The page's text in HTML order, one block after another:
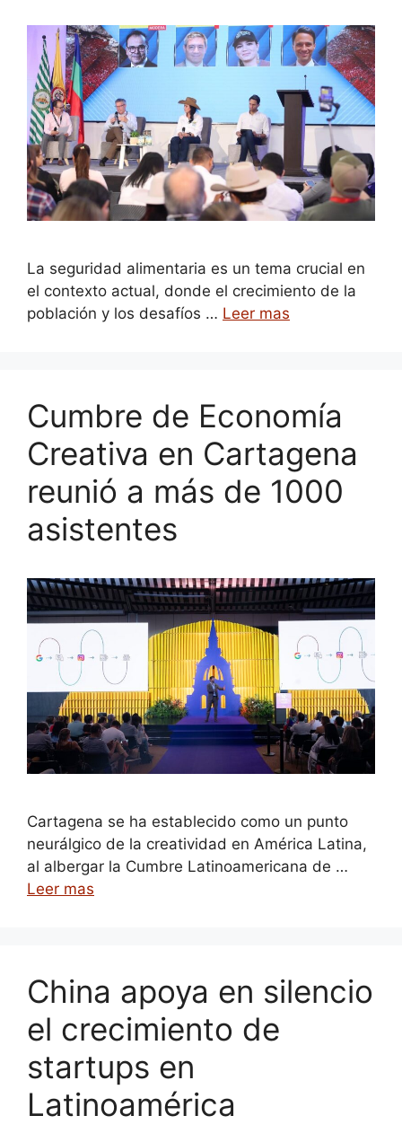
La seguridad alimentaria es un tema crucial en
el contexto actual, donde el crecimiento de la
población y los desafíos … Leer mas
Cumbre de Economía
Creativa en Cartagena
reunió a más de 1000
asistentes
Cartagena se ha establecido como un punto
neurálgico de la creatividad en América Latina,
al albergar la Cumbre Latinoamericana de …
Leer mas
China apoya en silencio
el crecimiento de
startups en
Latinoamérica